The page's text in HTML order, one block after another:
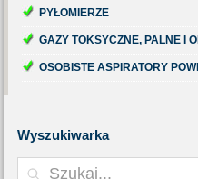
PYŁOMIERZE
GAZY TOKSYCZNE, PALNE I
OSOBISTE ASPIRATORY
Wyszukiwarka